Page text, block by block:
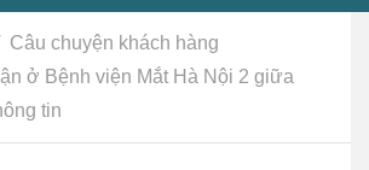
Câu chuyện khách hàng
ở Bệnh viện Mắt Hà Nội 2 giữa
tin